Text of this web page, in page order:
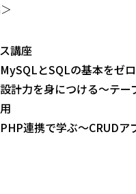
講座
MySQLとSQLの基本をゼ
設計力を身につける～テ
PHP連携で学ぶ～CRUD